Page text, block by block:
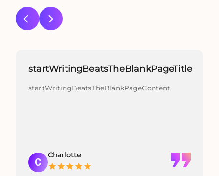
startWritingBeatsTheBlankPageTitle
startWritingBeatsTheBlankPageContent
C
Charlotte